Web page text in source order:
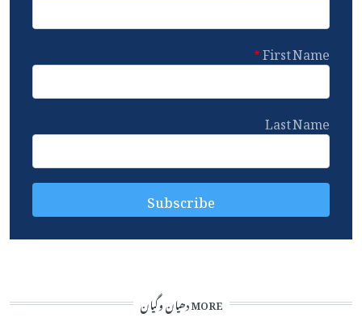
First Name
Last Name
MORE دھیان وگیان